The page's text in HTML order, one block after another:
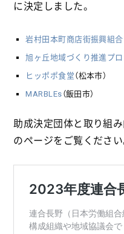
に決定しました。
岩村田本町商店街振興組合
旭ヶ丘地域づくり推進プ
ヒッポポ食堂 （松本市）
MARBLEs （飯田市）
助成決定団体と取り組
のページをご覧ください